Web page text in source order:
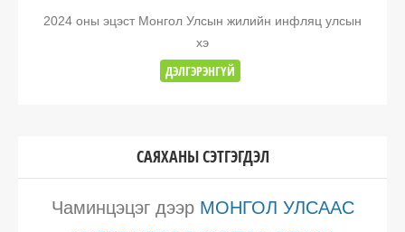
2024 оны эцэст Монгол Улсын жилийн инфляц улсын
хэ
ДЭЛГЭРЭНГҮЙ
САЯХАНЫ СЭТГЭГДЭЛ
Чаминцэцэгдээр МОНГОЛ УЛСААС